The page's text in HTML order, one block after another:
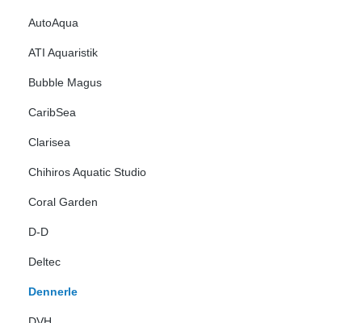
AutoAqua
ATI Aquaristik
Bubble Magus
CaribSea
Clarisea
Chihiros Aquatic Studio
Coral Garden
D-D
Deltec
Dennerle